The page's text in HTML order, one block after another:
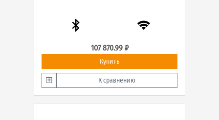
107 870.99 ₽
Купить
К сравнению